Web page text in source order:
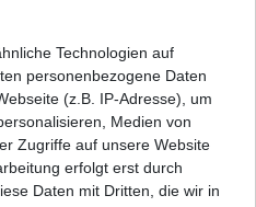
Technologien auf
personenbezogene Daten
(z.B. IP-Adresse), um
Medien von
Zugriffe auf unsere Website
erfolgt erst durch
Daten mit Dritten, die wir in